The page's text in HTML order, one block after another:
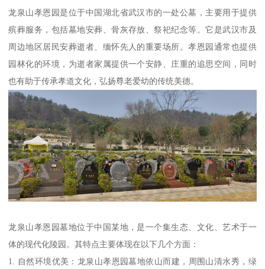
龙泉山孝恩园是位于中国湖北省武汉市的一处公墓，主要用于提供
殡葬服务，包括墓地安葬、骨灰存放、祭祀纪念等。它是武汉市及
周边地区居民安葬逝者、缅怀先人的重要场所。孝恩园通常也提供
园林化的环境，为逝者家属提供一个安静、庄重的追思空间，同时
也有助于传承孝道文化，弘扬尊老爱幼的传统美德。
龙泉山孝恩园墓地位于中国某地，是一个集生态、文化、艺术于一
体的现代化陵园。其特点主要体现在以下几个方面：
1. 自然环境优美：龙泉山孝恩园墓地依山而建，周围山清水秀，绿